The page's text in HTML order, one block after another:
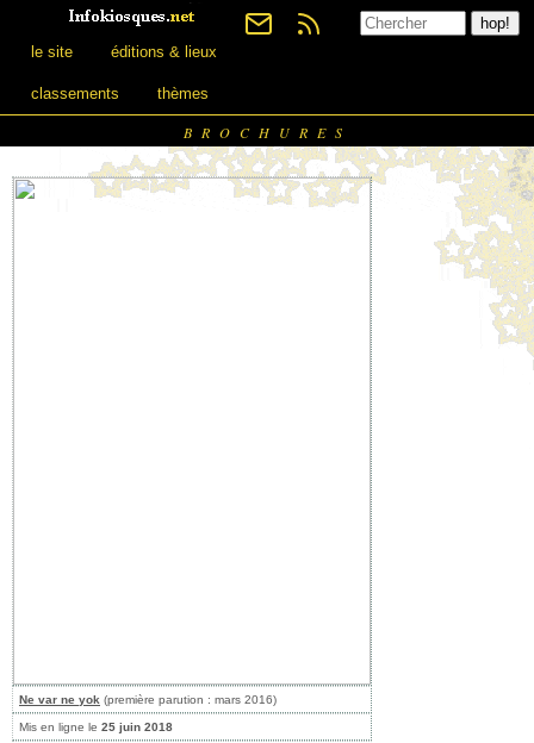
le site éditions & lieux
classements thèmes
BROCHURES
Ne var ne yok (première parution : mars 2016)
Mis en ligne le 25 juin 2018